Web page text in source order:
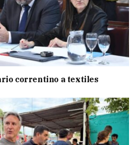
correntino a textiles